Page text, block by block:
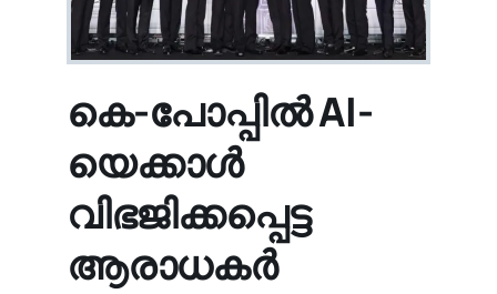
കെ-പോപ്പിൽ AI-
യെക്കാൾ
വിഭജിക്കപ്പെട്ട
ആരാധകർ